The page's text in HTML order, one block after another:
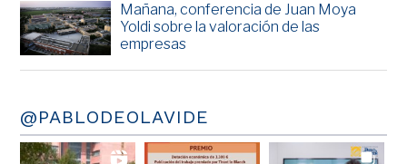
Mañana, conferencia de Juan Moya
Yoldi sobre la valoración de las
empresas
@PABLODEOLAVIDE